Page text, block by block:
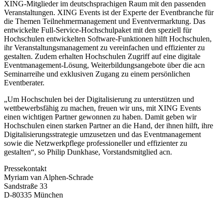
XING-Mitglieder im deutschsprachigen Raum mit den passenden
Veranstaltungen. XING Events ist der Experte der Eventbranche für
die Themen Teilnehmermanagement und Eventvermarktung. Das
entwickelte Full-Service-Hochschulpaket mit den speziell für
Hochschulen entwickelten Software-Funktionen hilft Hochschulen,
ihr Veranstaltungsmanagement zu vereinfachen und effizienter zu
gestalten. Zudem erhalten Hochschulen Zugriff auf eine digitale
Eventmanagement-Lösung, Weiterbildungsangebote über die acn
Seminarreihe und exklusiven Zugang zu einem persönlichen
Eventberater.
„Um Hochschulen bei der Digitalisierung zu unterstützen und
wettbewerbsfähig zu machen, freuen wir uns, mit XING Events
einen wichtigen Partner gewonnen zu haben. Damit geben wir
Hochschulen einen starken Partner an die Hand, der ihnen hilft, ihre
Digitalisierungsstrategie umzusetzen und das Eventmanagement
sowie die Netzwerkpflege professioneller und effizienter zu
gestalten“, so Philip Dunkhase, Vorstandsmitglied acn.
Pressekontakt
Myriam van Alphen-Schrade
Sandstraße 33
D-80335 München